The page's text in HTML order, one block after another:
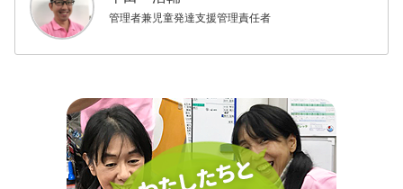
管理者兼児童発達支援管理責任者